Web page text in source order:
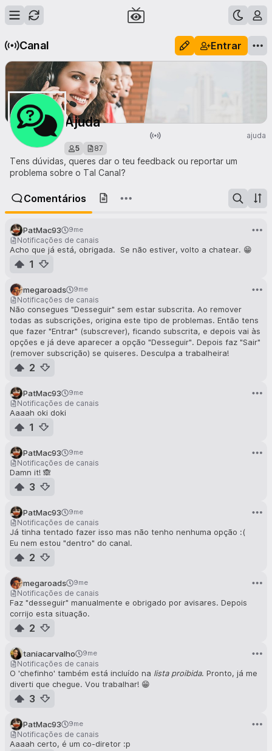
Canal Entrar
Ajuda
ajuda
5
87
Tens dúvidas, queres dar o teu feedback ou reportar um
problema sobre o Tal Canal?
Comentários
PatMac93 9me
Notificações de canais
Acho que já está, obrigada. Se não estiver, volto a chatear. 😁
1
megaroads 9me
Notificações de canais
Não consegues "Desseguir" sem estar subscrita. Ao remover
todas as subscrições, origina este tipo de problemas. Então tens
que fazer "Entrar" (subscrever), ficando subscrita, e depois vai às
opções e já deve aparecer a opção "Desseguir". Depois faz "Sair"
(remover subscrição) se quiseres. Desculpa a trabalheira!
2
PatMac93 9me
Notificações de canais
Aaaah oki doki
1
PatMac93 9me
Notificações de canais
Damn it! 🙈
3
PatMac93 9me
Notificações de canais
Já tinha tentado fazer isso mas não tenho nenhuma opção :(
Eu nem estou "dentro" do canal.
2
megaroads 9me
Notificações de canais
Faz "desseguir" manualmente e obrigado por avisares. Depois
corrijo esta situação.
2
taniacarvalho 9me
Notificações de canais
O 'chefinho' também está incluído na lista proibida. Pronto, já me
diverti que chegue. Vou trabalhar! 😁
3
PatMac93 9me
Notificações de canais
Aaaah certo, é um co-diretor :p